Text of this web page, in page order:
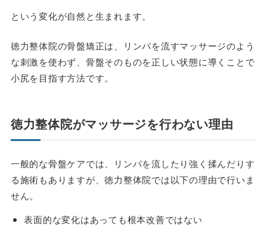
という変化が自然と生まれます。
徳力整体院の骨盤矯正は、リンパを流すマッサージのよう
な刺激を使わず、骨盤そのものを正しい状態に導くことで
小尻を目指す方法です。
徳力整体院がマッサージを行わない理由
一般的な骨盤ケアでは、リンパを流したり強く揉んだりす
る施術もありますが、徳力整体院では以下の理由で行いま
せん。
表面的な変化はあっても根本改善ではない